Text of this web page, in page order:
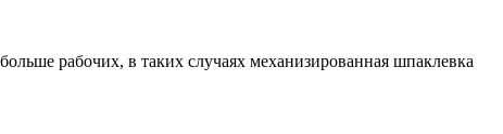
рабочих, в таких случаях механизированная шпаклевка